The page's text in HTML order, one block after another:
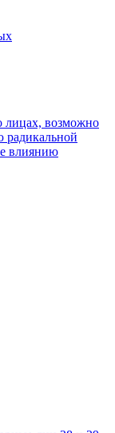
лицах, возможно
радикальной
влиянию